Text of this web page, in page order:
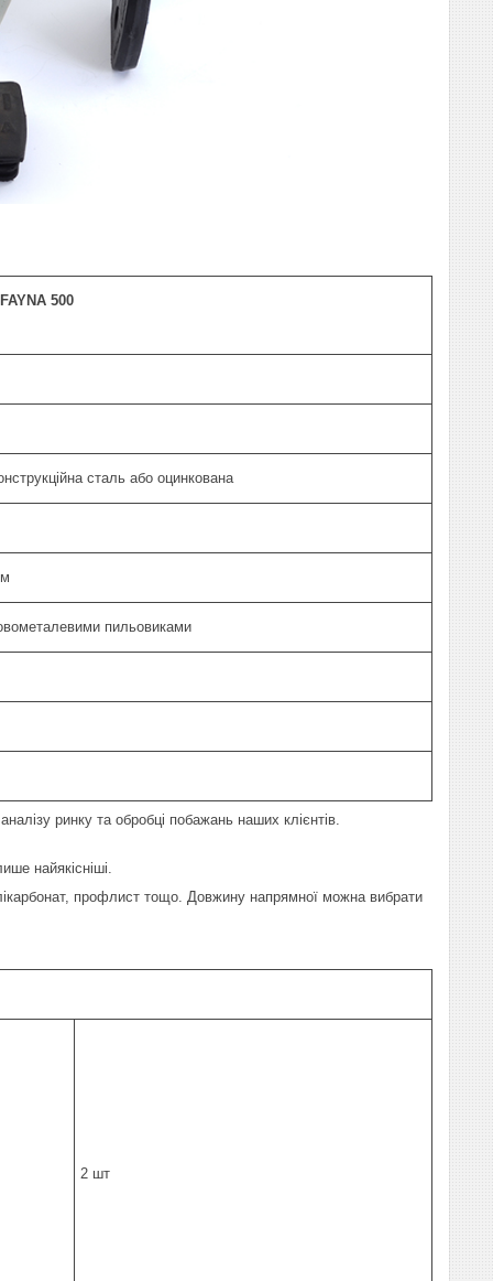
500
сталь або оцинкована
пильовиками
ринку та обробці побажань наших клієнтів.
найякісніші.
профлист тощо. Довжину напрямної можна вибрати
2 шт